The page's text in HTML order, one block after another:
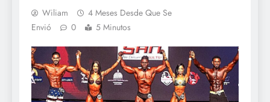
Wiliam
4 Meses Desde Que Se
Envió
0 5 Minutos